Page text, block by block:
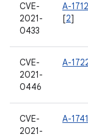
CVE-
2021-
0433
A-
[2]
CVE-
2021-
0446
A-
CVE-
2021-
A-